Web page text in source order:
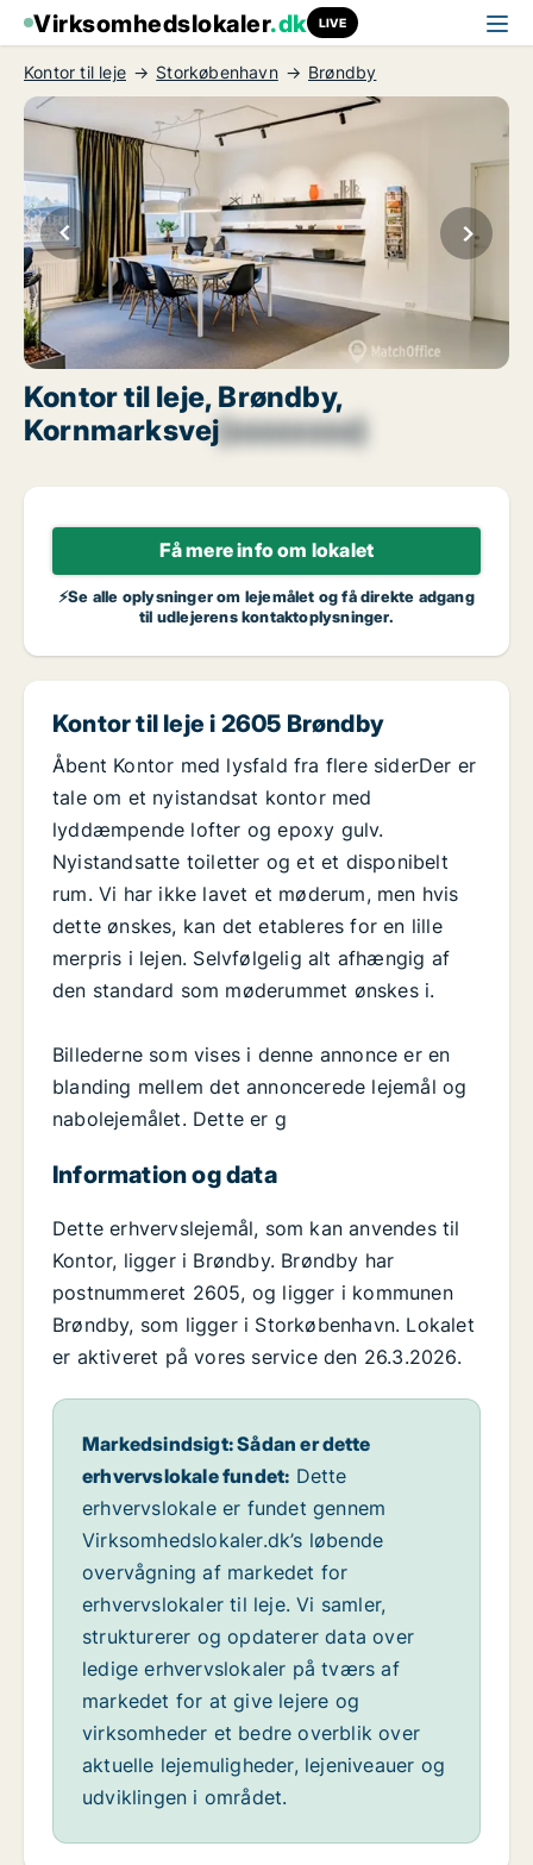
Virksomhedslokaler.dk LIVE
Kontor til leje Storkøbenhavn Brøndby
Kontor til leje, Brøndby,
Kornmarksvej[xxxxxxxx]
Få mere info om lokalet
⚡Se alle oplysninger om lejemålet og få direkte adgang
til udlejerens kontaktoplysninger.
Kontor til leje i 2605 Brøndby
Åbent Kontor med lysfald fra flere siderDer er
tale om et nyistandsat kontor med
lyddæmpende lofter og epoxy gulv.
Nyistandsatte toiletter og et et disponibelt
rum. Vi har ikke lavet et møderum, men hvis
dette ønskes, kan det etableres for en lille
merpris i lejen. Selvfølgelig alt afhængig af
den standard som møderummet ønskes i.
Billederne som vises i denne annonce er en
blanding mellem det annoncerede lejemål og
nabolejemålet. Dette er g
Information og data
Dette erhvervslejemål, som kan anvendes til
Kontor, ligger i Brøndby. Brøndby har
postnummeret 2605, og ligger i kommunen
Brøndby, som ligger i Storkøbenhavn. Lokalet
er aktiveret på vores service den 26.3.2026.
Markedsindsigt: Sådan er dette
erhvervslokale fundet: Dette
erhvervslokale er fundet gennem
Virksomhedslokaler.dk’s løbende
overvågning af markedet for
erhvervslokaler til leje. Vi samler,
strukturerer og opdaterer data over
ledige erhvervslokaler på tværs af
markedet for at give lejere og
virksomheder et bedre overblik over
aktuelle lejemuligheder, lejeniveauer og
udviklingen i området.